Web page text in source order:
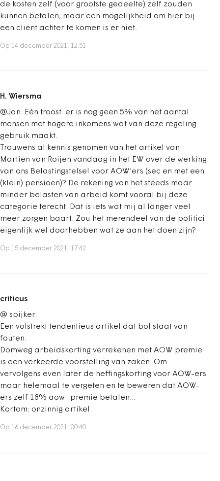
de kosten zelf (voor grootste gedeelte) zelf zouden
kunnen betalen, maar een mogelijkheid om hier bij
een cliënt achter te komen is er niet.
Op 14 december 2021, 12:51
H. Wiersma
@Jan. Eén troost: er is nog geen 5% van het aantal
mensen met hogere inkomens wat van deze regeling
gebruik maakt.
Trouwens al kennis genomen van het artikel van
Martien van Roijen vandaag in het EW over de werking
van ons Belastingstelsel voor AOW'ers (sec en met een
(klein) pensioen)? De rekening van het steeds maar
minder belasten van arbeid komt vooral bij deze
categorie terecht. Dat is iets wat mij al langer veel
meer zorgen baart. Zou het merendeel van de politici
eigenlijk wel doorhebben wat ze aan het doen zijn?
Op 15 december 2021, 17:42
criticus
@ spijker:
Een volstrekt tendentieus artikel dat bol staat van
fouten.
Domweg arbeidskorting verrekenen met AOW premie
is een verkeerde voorstelling van zaken. Om
vervolgens even later de heffingskorting voor AOW-ers
maar helemaal te vergeten en te beweren dat AOW-
ers zelf 18% aow- premie betalen...
Kortom: onzinnig artikel.
Op 16 december 2021, 00:40